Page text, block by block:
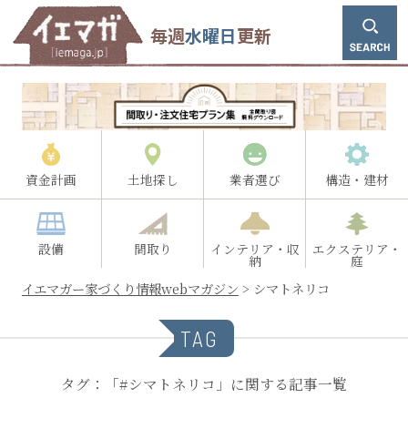
毎週水曜日更新
資金計画 土地探し 業者選び 構造・建材
設備 間取り インテリア・収
納
エクステリア・
庭
イエマガー家づくり情報webマガジン > シマトネリコ
TAG
タグ：「#シマトネリコ」に関する記事一覧